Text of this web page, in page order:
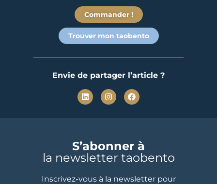
Commander !
Trouver mon taobento
Envie de partager l’article ?
S’abonner à
la newsletter taobento
Inscrivez-vous à la newsletter pour